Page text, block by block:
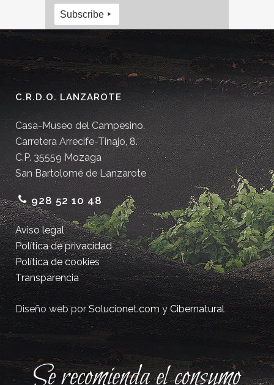
Subscribe
C.R.D.O. LANZAROTE
Casa-Museo del Campesino.
Carretera Arrecife-Tinajo, 8.
C.P. 35559 Mozaga
San Bartolomé de Lanzarote
928 52 10 48
Aviso legal
Política de privacidad
Política de cookies
Transparencia
Diseño web porSolucionet.comyCibernatural
Se recomienda el consumo